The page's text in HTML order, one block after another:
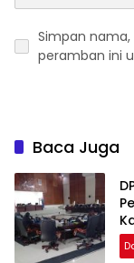
Simpan
peramban ini
Baca Juga